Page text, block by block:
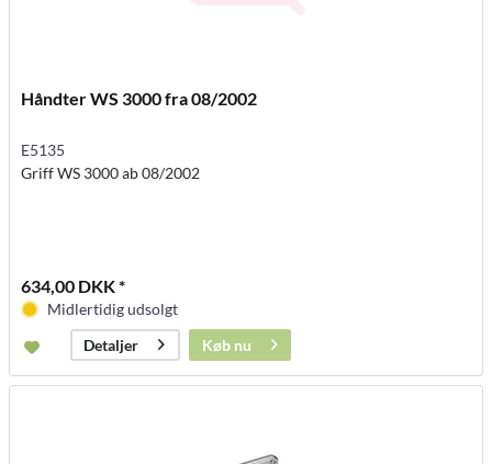
Håndter WS 3000 fra 08/2002
E5135
Griff WS 3000 ab 08/2002
634,00 DKK *
Midlertidig udsolgt
Detaljer
Køb nu